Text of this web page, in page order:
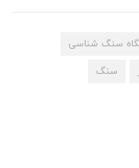
سنگ شناسی
سنگ